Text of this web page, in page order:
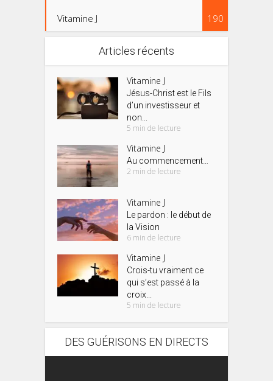
Vitamine J 190
Articles récents
Vitamine J
Jésus-Christ est le Fils
d’un investisseur et
non...
5 min de lecture
Vitamine J
Au commencement…
2 min de lecture
Vitamine J
Le pardon : le début de
la Vision
6 min de lecture
Vitamine J
Crois-tu vraiment ce
qui s’est passé à la
croix...
5 min de lecture
DES GUÉRISONS EN DIRECTS